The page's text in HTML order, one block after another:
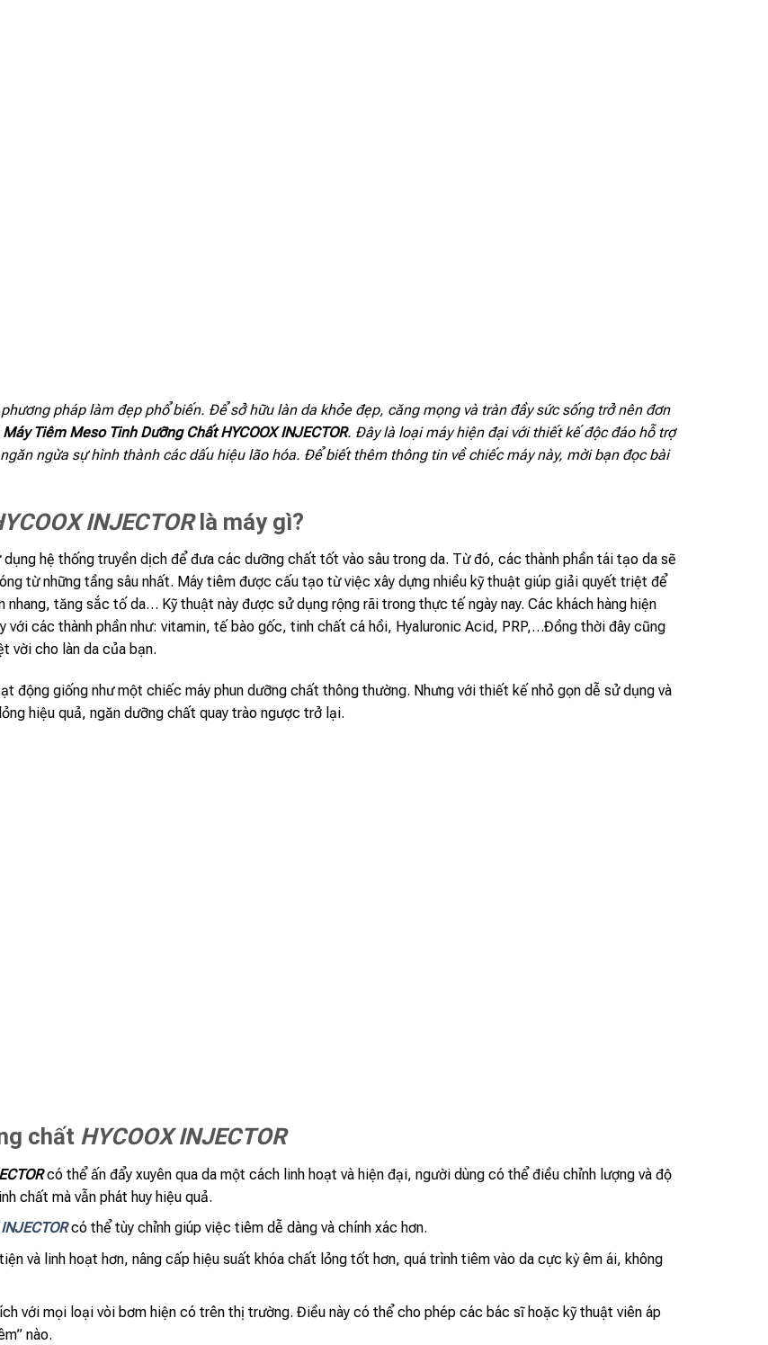
pháp làm đẹp phổ biến. Để sở hữu làn da khỏe đẹp, căng mọng và tràn đầy sức sống trở nên đơn
Máy Tiêm Meso Tinh Dưỡng Chất HYCOOX INJECTOR. Đây là loại máy hiện đại với thiết kế độc đáo hỗ trợ
ngừa sự hình thành các dấu hiệu lão hóa. Để biết thêm thông tin về chiếc máy này, mời bạn đọc bài
INJECTORlà máy gì?
dụng hệ thống truyền dịch để đưa các dưỡng chất tốt vào sâu trong da. Từ đó, các thành phần tái tạo da sẽ
từ những tầng sâu nhất. Máy tiêm được cấu tạo từ việc xây dựng nhiều kỹ thuật giúp giải quyết triệt để
nhang, tăng sắc tố da… Kỹ thuật này được sử dụng rộng rãi trong thực tế ngày nay. Các khách hàng hiện
các thành phần như: vitamin, tế bào gốc, tinh chất cá hồi, Hyaluronic Acid, PRP,…Đồng thời đây cũng
vời cho làn da của bạn.
động giống như một chiếc máy phun dưỡng chất thông thường. Nhưng với thiết kế nhỏ gọn dễ sử dụng và
hiệu quả, ngăn dưỡng chất quay trào ngược trở lại.
chất HYCOOX INJECTOR
có thể ấn đẩy xuyên qua da một cách linh hoạt và hiện đại, người dùng có thể điều chỉnh lượng và độ
chất mà vẫn phát huy hiệu quả.
có thể tùy chỉnh giúp việc tiêm dễ dàng và chính xác hơn.
và linh hoạt hơn, nâng cấp hiệu suất khóa chất lỏng tốt hơn, quá trình tiêm vào da cực kỳ êm ái, không
với mọi loại vòi bơm hiện có trên thị trường. Điều này có thể cho phép các bác sĩ hoặc kỹ thuật viên áp
nào.